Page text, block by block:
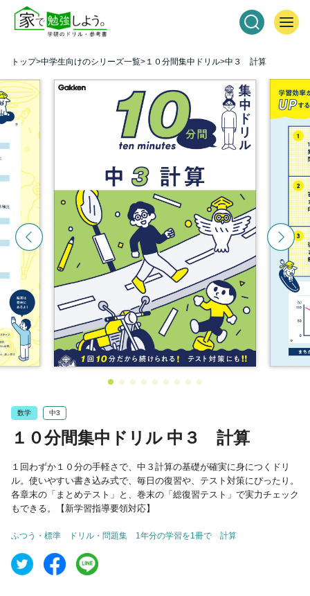
トップ 中学生向けのシリーズ一覧 １０分間集中ドリル 中３ 計算
数学 中3
１０分間集中ドリル 中３ 計算
１回わずか１０分の手軽さで、中３計算の基礎が確実に身につくドリ
ル。使いやすい書き込み式で、毎日の復習や、テスト対策にぴったり。
各章末の「まとめテスト」と、巻末の「総復習テスト」で実力チェック
もできる。【新学習指導要領対応】
ふつう・標準 ドリル・問題集 1年分の学習を1冊で 計算